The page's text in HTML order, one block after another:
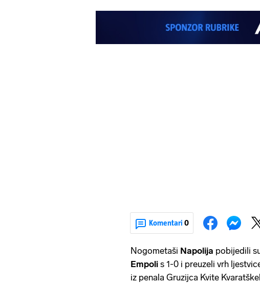
Komentari 0
Nogometaši Napolija pobijedili
Empoli s 1-0 i preuzeli vrh
iz penala Gruzijca Kvite